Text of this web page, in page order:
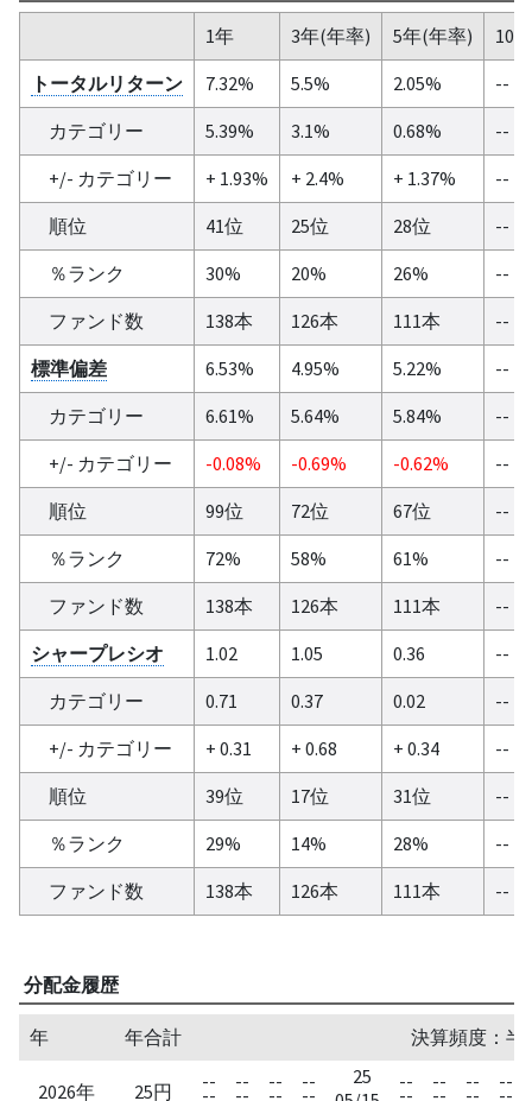
1年 3年(年率) 5年(年率)
10
トータルリターン
7.32% 5.5% 2.05%
--
カテゴリー
5.39% 3.1% 0.68%
--
+/- カテゴリー
+ 1.93% + 2.4% + 1.37%
--
順位
41位 25位 28位
--
％ランク
30% 20% 26%
--
ファンド数
138本 126本 111本
--
標準偏差
6.53% 4.95% 5.22%
--
カテゴリー
6.61% 5.64% 5.84%
--
+/- カテゴリー
-0.08% -0.69% -0.62%
--
順位
99位 72位 67位
--
％ランク
72% 58% 61%
--
ファンド数
138本 126本 111本
--
シャープレシオ
1.02 1.05 0.36
--
カテゴリー
0.71 0.37 0.02
--
+/- カテゴリー
+ 0.31 + 0.68 + 0.34
--
順位
39位 17位 31位
--
％ランク
29% 14% 28%
--
ファンド数
138本 126本 111本 --
分配金履歴
年 年合計 決算頻度：半
2026年 25円 --
--
--
--
--
--
--
--
25
--
--
--
--
--
--
--
--